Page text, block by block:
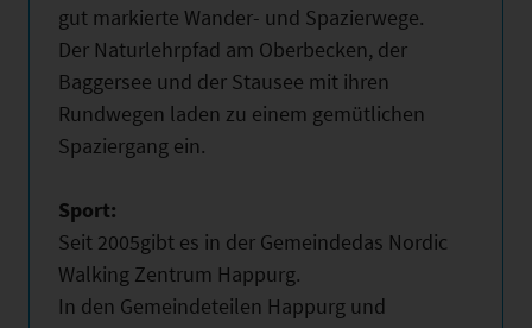
gut markierte Wander- und Spazierwege.
Der Naturlehrpfad am Oberbecken, der
Baggersee und der Stausee mit ihren
Rundwegen laden zu einem gemütlichen
Spaziergang ein.
Sport:
Seit 2005gibt es in der Gemeindedas Nordic
Walking Zentrum Happurg.
In den Gemeindeteilen Happurg und